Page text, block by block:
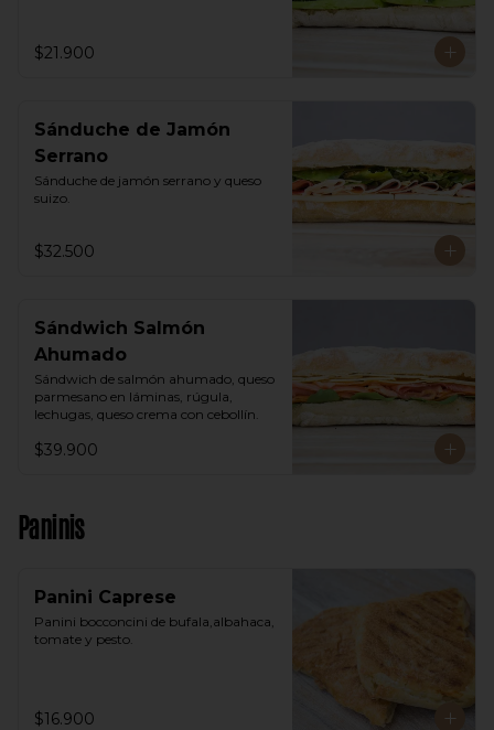
$21.900
Sánduche de Jamón
Serrano
Sánduche de jamón serrano y queso
suizo.
$32.500
Sándwich Salmón
Ahumado
Sándwich de salmón ahumado, queso
parmesano en láminas, rúgula,
lechugas, queso crema con cebollín.
$39.900
Paninis
Panini Caprese
Panini bocconcini de bufala,albahaca,
tomate y pesto.
$16.900